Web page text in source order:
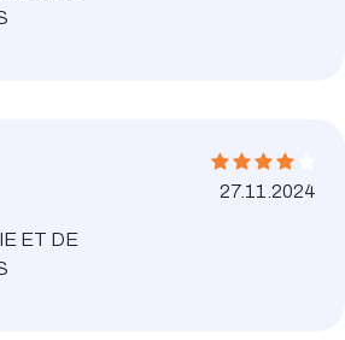
ET DE
27.11.2024